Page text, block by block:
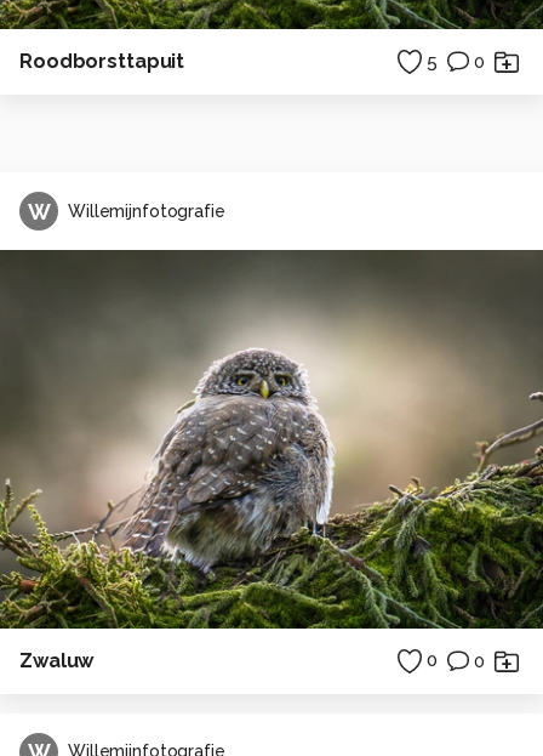
Roodborsttapuit 5 0
W Willemijnfotografie
Zwaluw 0 0
Willemijnfotografie